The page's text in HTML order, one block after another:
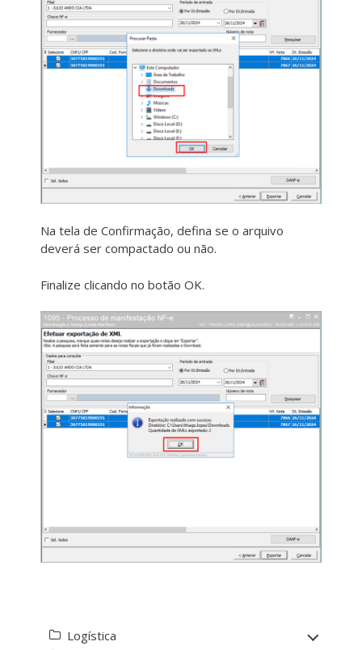
Na tela de Confirmação, defina se o arquivo
deverá ser compactado ou não.
Finalize clicando no botão OK.
Logística